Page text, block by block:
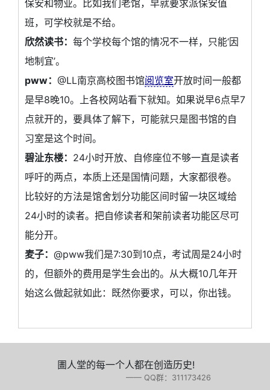
保安和物业。比如我们老馆，早就要求派保安值
班，可学校就是不给。
欣然读书： 每个学校每个馆的情况不一样，只能‘因
地制宜’。
pww： @LL南京高校图书馆阅览室开放时间一般都
是早8晚10。上各校网站看下就知。如果说早6点早7
点就开的，要具体了解下，可能就只是图书馆的自
习室是这个时间。
碧沚东楼： 24小时开放、自修座位不够一直是读者
呼吁的两点，本质上还是国情问题，大家都很卷。
比较好的方法是馆舍划分功能区间时留一块区域给
24小时的读者。把自修读者和架前读者功能区尽可
能分开。
麦子： @pww我们是7:30到10点，考试周是24小时
的，但额外的费用是学生会出的。从大概10几年开
始这么做起就如此：既然你要求，可以，你出钱。
圕人堂的每一个人都在创造历史!
—— QQ群：311173426